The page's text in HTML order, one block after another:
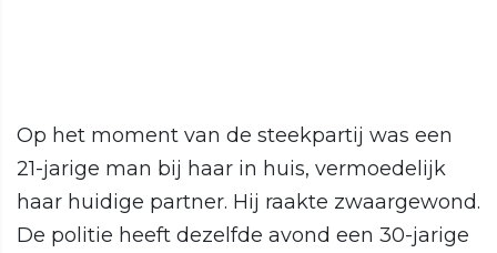
Op het moment van de steekpartij was een
21-jarige man bij haar in huis, vermoedelijk
haar huidige partner. Hij raakte zwaargewond.
De politie heeft dezelfde avond een 30-jarige